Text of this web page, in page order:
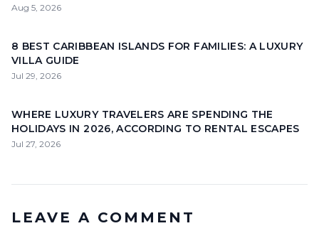
Aug 5, 2026
8 BEST CARIBBEAN ISLANDS FOR FAMILIES: A LUXURY
VILLA GUIDE
Jul 29, 2026
WHERE LUXURY TRAVELERS ARE SPENDING THE
HOLIDAYS IN 2026, ACCORDING TO RENTAL ESCAPES
Jul 27, 2026
LEAVE A COMMENT